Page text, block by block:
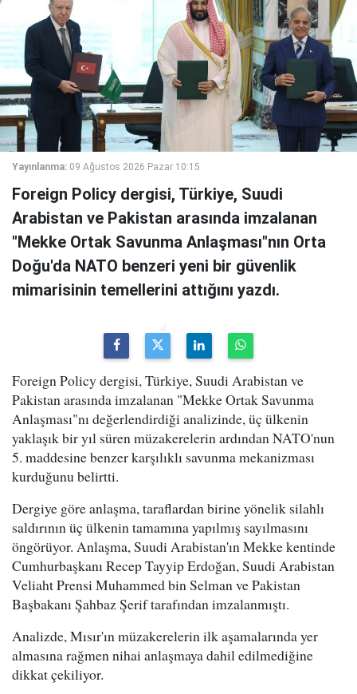
Yayınlanma: 09 Ağustos 2026 Pazar 10:15
Foreign Policy dergisi, Türkiye, Suudi
Arabistan ve Pakistan arasında imzalanan
"Mekke Ortak Savunma Anlaşması"nın Orta
Doğu'da NATO benzeri yeni bir güvenlik
mimarisinin temellerini attığını yazdı.
Foreign Policy dergisi, Türkiye, Suudi Arabistan ve
Pakistan arasında imzalanan "Mekke Ortak Savunma
Anlaşması"nı değerlendirdiği analizinde, üç ülkenin
yaklaşık bir yıl süren müzakerelerin ardından NATO'nun
5. maddesine benzer karşılıklı savunma mekanizması
kurduğunu belirtti.
Dergiye göre anlaşma, taraflardan birine yönelik silahlı
saldırının üç ülkenin tamamına yapılmış sayılmasını
öngörüyor. Anlaşma, Suudi Arabistan'ın Mekke kentinde
Cumhurbaşkanı Recep Tayyip Erdoğan, Suudi Arabistan
Veliaht Prensi Muhammed bin Selman ve Pakistan
Başbakanı Şahbaz Şerif tarafından imzalanmıştı.
Analizde, Mısır'ın müzakerelerin ilk aşamalarında yer
almasına rağmen nihai anlaşmaya dahil edilmediğine
dikkat çekiliyor.